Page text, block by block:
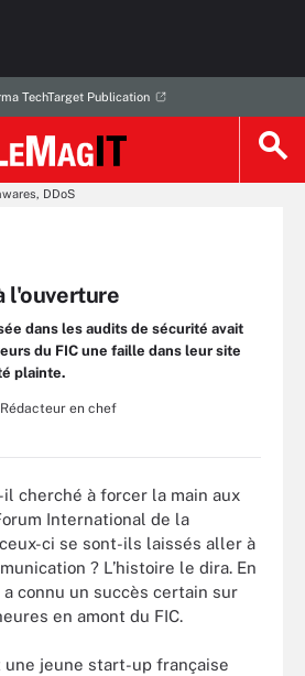
TechTarget Publication
DDoS
l'ouverture
dans les audits de sécurité avait
du FIC une faille dans leur site
plainte.
Rédacteur en chef
cherché à forcer la main aux
International de la
ci se sont-ils laissés aller à
? L’histoire le dira. En
connu un succès certain sur
en amont du FIC.
une jeune start-up française